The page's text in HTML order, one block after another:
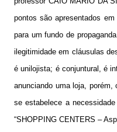
pontos são apresentados
para um fundo de
ilegitimidade em cláusulas
é unilojista; é conjuntural, é
anunciando uma loja,
se estabelece a
“SHOPPING CENTERS –